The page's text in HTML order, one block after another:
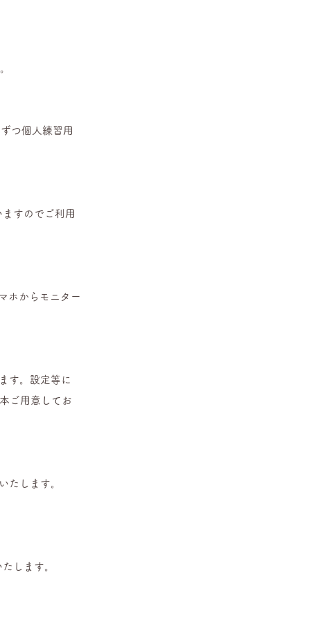
つ個人練習用
すのでご利用
ホからモニター
す。設定等に
ご用意してお
たします。
します。